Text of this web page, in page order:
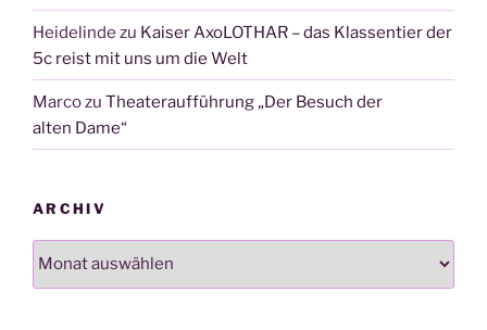
Heidelinde zu Kaiser AxoLOTHAR – das Klassentier der
5c reist mit uns um die Welt
Marcozu Theateraufführung „Der Besuch der
alten Dame“
ARCHIV
Archiv